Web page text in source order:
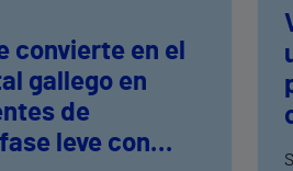
convierte en el
gallego en
de
leve con